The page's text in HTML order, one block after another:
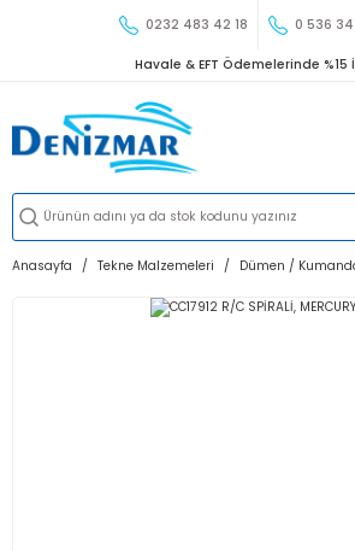
0232 483 42 18 0 536
Havale & EFT Ödemelerinde %15
Anasayfa Tekne Malzemeleri Dümen /